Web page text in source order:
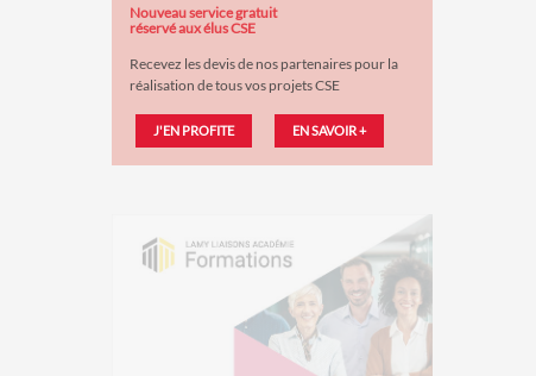
Nouveau service gratuit
réservé aux élus CSE
Recevez les devis de nos partenaires pour la
réalisation de tous vos projets CSE
J'EN PROFITE EN SAVOIR +